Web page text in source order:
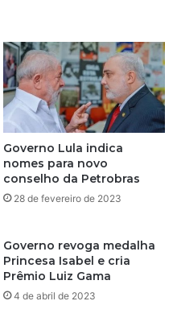
Governo Lula indica
nomes para novo
conselho da Petrobras
28 de fevereiro de 2023
Governo revoga medalha
Princesa Isabel e cria
Prêmio Luiz Gama
4 de abril de 2023